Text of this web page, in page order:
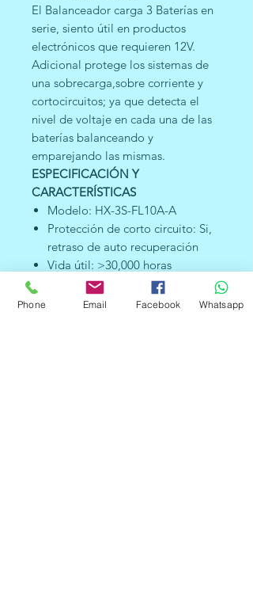
El Balanceador carga 3 Baterías en
serie, siento útil en productos
electrónicos que requieren 12V.
Adicional protege los sistemas de
una sobrecarga,sobre corriente y
cortocircuitos; ya que detecta el
nivel de voltaje en cada una de las
baterías balanceando y
emparejando las mismas.
ESPECIFICACIÓN Y
CARACTERÍSTICAS
Modelo: HX-3S-FL10A-A
Protección de corto circuito: Si,
retraso de auto recuperación
Vida útil: >30,000 horas
Resistencia interna: menos de
Phone Email Facebook Whatsapp